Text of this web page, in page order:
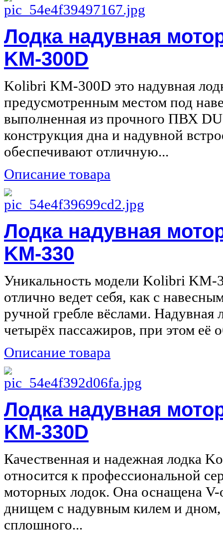
Лодка надувная
KM-300D
Kolibri KM-300D это надувная
предусмотренным местом под
выполненная из прочного ПВХ
конструкция дна и надувной
обеспечивают отличную...
Описание товара
Лодка надувная
KM-330
Уникальность модели Kolibri KM-
отлично ведет себя, как с
ручной гребле вёслами. Надувная
четырёх пассажиров, при этом её
Описание товара
Лодка надувная
KM-330D
Качественная и надежная лодка
относится к профессиональной
моторных лодок. Она оснащена
днищем с надувным килем и
сплошного...